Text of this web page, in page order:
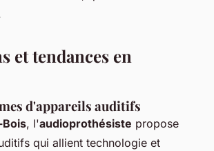
et tendances en
d'appareils auditifs
, l'audioprothésiste propose
qui allient technologie et